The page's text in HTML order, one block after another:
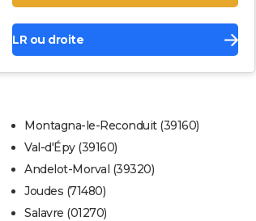
LR ou droite
Montagna-le-Reconduit (39160)
Val-d'Épy (39160)
Andelot-Morval (39320)
Joudes (71480)
Salavre (01270)